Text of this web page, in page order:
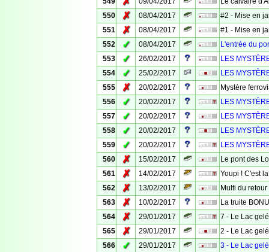
550
✗ 08/04/2017
#2 - Mise en
551
✗ 08/04/2017
#1 - Mise en
552
✓ 08/04/2017
L'entrée du
553
✓ 26/02/2017
LES
554
✓ 25/02/2017
LES
555
✗ 20/02/2017
Mystère
556
✓ 20/02/2017
LES
557
✓ 20/02/2017
LES
558
✓ 20/02/2017
LES
559
✓ 20/02/2017
LES
560
✗ 15/02/2017
Le pont des
561
✗ 14/02/2017
Youpi ! C'est
562
✗ 13/02/2017
Multi du
563
✗ 10/02/2017
La truite
564
✗ 29/01/2017
7 - Le Lac
565
✗ 29/01/2017
2 - Le Lac
566
✓ 29/01/2017
3 - Le Lac